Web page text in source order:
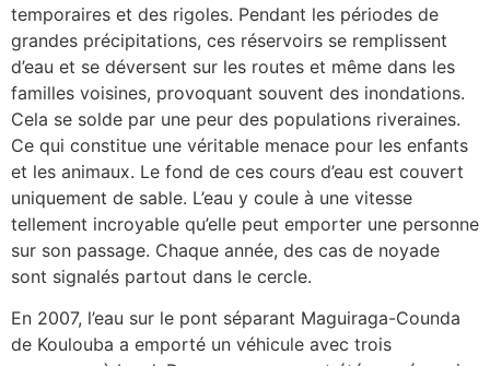
temporaires et des rigoles. Pendant les périodes de
grandes précipitations, ces réservoirs se remplissent
d’eau et se déversent sur les routes et même dans les
familles voisines, provoquant souvent des inondations.
Cela se solde par une peur des populations riveraines.
Ce qui constitue une véritable menace pour les enfants
et les animaux. Le fond de ces cours d’eau est couvert
uniquement de sable. L’eau y coule à une vitesse
tellement incroyable qu’elle peut emporter une personne
sur son passage. Chaque année, des cas de noyade
sont signalés partout dans le cercle.
En 2007, l’eau sur le pont séparant Maguiraga-Counda
de Koulouba a emporté un véhicule avec trois